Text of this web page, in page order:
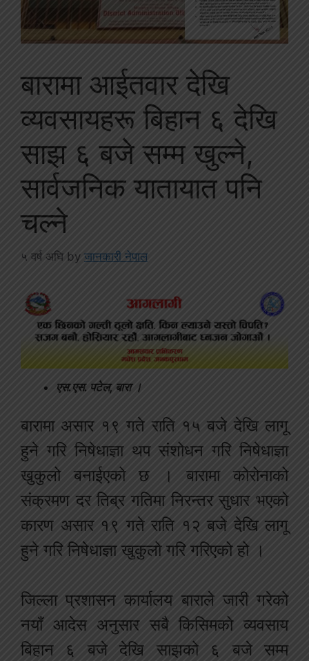
बारामा आईतवार देखि
व्यवसायहरू बिहान ६ देखि
साझ ६ बजे सम्म खुल्ने,
सार्वजनिक यातायात पनि
चल्ने
५ वर्ष अघि by जानकारी नेपाल
एस.एस. पटेल, बारा ।
बारामा असार १९ गते राति १५ बजे देखि लागू
हुने गरि निषेधाज्ञा थप संशोधन गरि निषेधाज्ञा
खुकुलो बनाईएको छ । बारामा कोरोनाको
संक्रमण दर तिब्र गतिमा निरन्तर सुधार भएको
कारण असार १९ गते राति १२ बजे देखि लागू
हुने गरि निषेधाज्ञा खुकुलो गरि गरिएको हो ।
जिल्ला प्रशासन कार्यालय बाराले जारी गरेको
नयाँ आदेस अनुसार सबै किसिमको व्यवसाय
बिहान ६ बजे देखि साझको ६ बजे सम्म